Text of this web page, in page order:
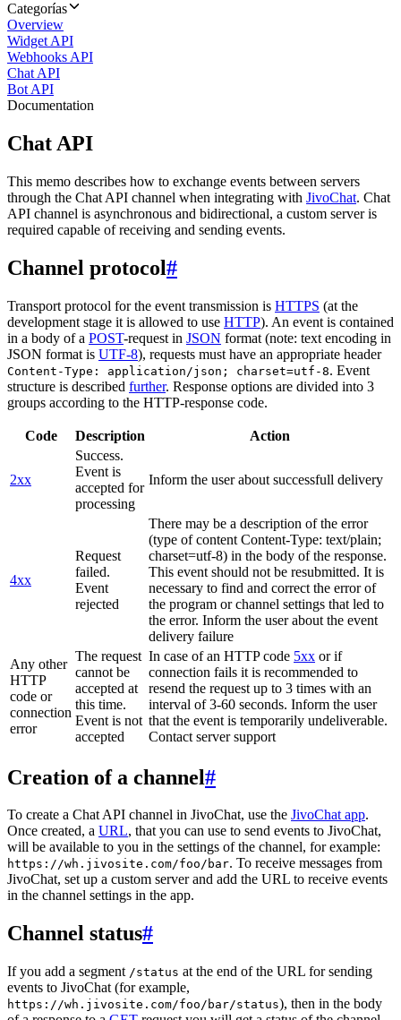
Categorías
Overview
Widget API
Webhooks API
Chat API
Bot API
Documentation
Chat API
This memo describes how to exchange events between servers
through the Chat API channel when integrating with JivoChat. Chat
API channel is asynchronous and bidirectional, a custom server is
required capable of receiving and sending events.
Channel protocol#
Transport protocol for the event transmission is HTTPS (at the
development stage it is allowed to use HTTP). An event is contained
in a body of a POST-request in JSON format (note: text encoding in
JSON format is UTF-8), requests must have an appropriate header
Content-Type: application/json; charset=utf-8. Event
structure is described further. Response options are divided into 3
groups according to the HTTP-response code.
Code Description Action
2xx
Success.
Event is
accepted for
processing
Inform the user about successfull delivery
4xx
Request
failed.
Event
rejected
There may be a description of the error
(type of content Content-Type: text/plain;
charset=utf-8) in the body of the response.
This event should not be resubmitted. It is
necessary to find and correct the error of
the program or channel settings that led to
the error. Inform the user about the event
delivery failure
Any other
HTTP
code or
connection
error
The request
cannot be
accepted at
this time.
Event is not
accepted
In case of an HTTP code 5xx or if
connection fails it is recommended to
resend the request up to 3 times with an
interval of 3-60 seconds. Inform the user
that the event is temporarily undeliverable.
Contact server support
Creation of a channel#
To create a Chat API channel in JivoChat, use the JivoChat app.
Once created, a URL, that you can use to send events to JivoChat,
will be available to you in the settings of the channel, for example:
https://wh.jivosite.com/foo/bar. To receive messages from
JivoChat, set up a custom server and add the URL to receive events
in the channel settings in the app.
Channel status#
If you add a segment /status at the end of the URL for sending
events to JivoChat (for example,
https://wh.jivosite.com/foo/bar/status), then in the body